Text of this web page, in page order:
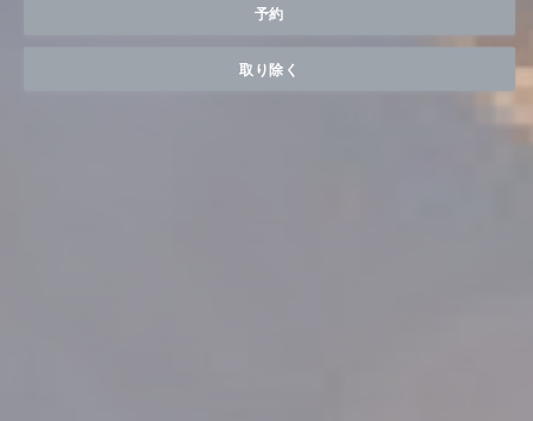
予約
取り除く